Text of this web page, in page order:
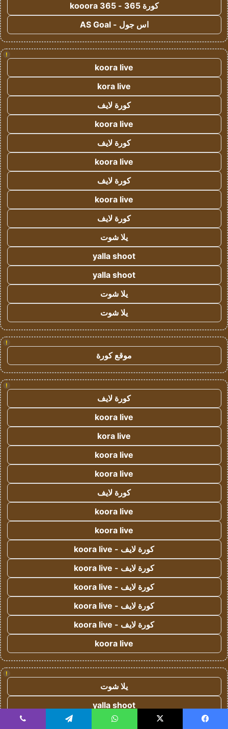
كورة 365 - kooora 365
اس جول - AS Goal
!
koora live
kora live
كورة لايف
koora live
كورة لايف
koora live
كورة لايف
koora live
كورة لايف
يلا شوت
yalla shoot
yalla shoot
يلا شوت
يلا شوت
!
موقع كورة
!
كورة لايف
koora live
kora live
koora live
koora live
كورة لايف
koora live
koora live
كورة لايف - koora live
كورة لايف - koora live
كورة لايف - koora live
كورة لايف - koora live
كورة لايف - koora live
koora live
!
يلا شوت
yalla shoot
يلا شوت زون